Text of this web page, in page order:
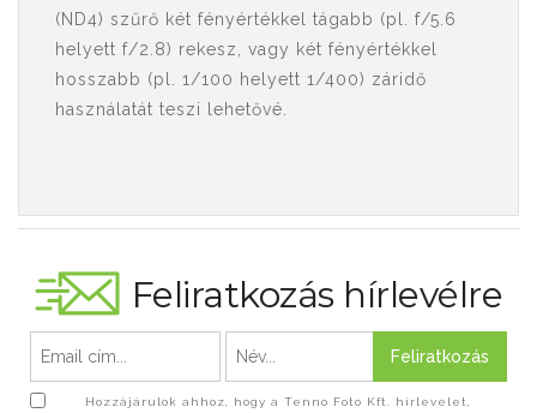
(ND4) szűrő két fényértékkel tágabb (pl. f/5.6
helyett f/2.8) rekesz, vagy két fényértékkel
hosszabb (pl. 1/100 helyett 1/400) záridő
használatát teszi lehetővé.
Feliratkozás hírlevélre
Feliratkozás
Hozzájárulok ahhoz, hogy a Tenno Foto Kft. hírlevelet,